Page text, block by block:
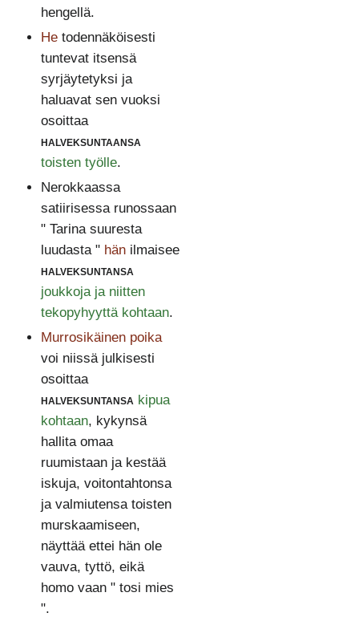
hengellä.
Hetodennäköisesti
tuntevat itsensä
syrjäytetyksi ja
haluavat sen vuoksi
osoittaa
halveksuntaansa
toisten työlle.
Nerokkaassa
satiirisessa runossaan
" Tarina suuresta
luudasta " hänilmaisee
halveksuntansa
joukkoja ja niitten
tekopyhyyttä kohtaan.
Murrosikäinen poika
voi niissä julkisesti
osoittaa
halveksuntansa kipua
kohtaan, kykynsä
hallita omaa
ruumistaan ja kestää
iskuja, voitontahtonsa
ja valmiutensa toisten
murskaamiseen,
näyttää ettei hän ole
vauva, tyttö, eikä
homo vaan " tosi mies
".